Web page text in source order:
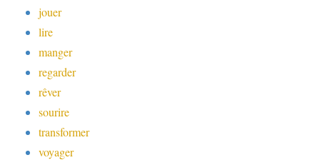
jouer
lire
manger
regarder
rêver
sourire
transformer
voyager